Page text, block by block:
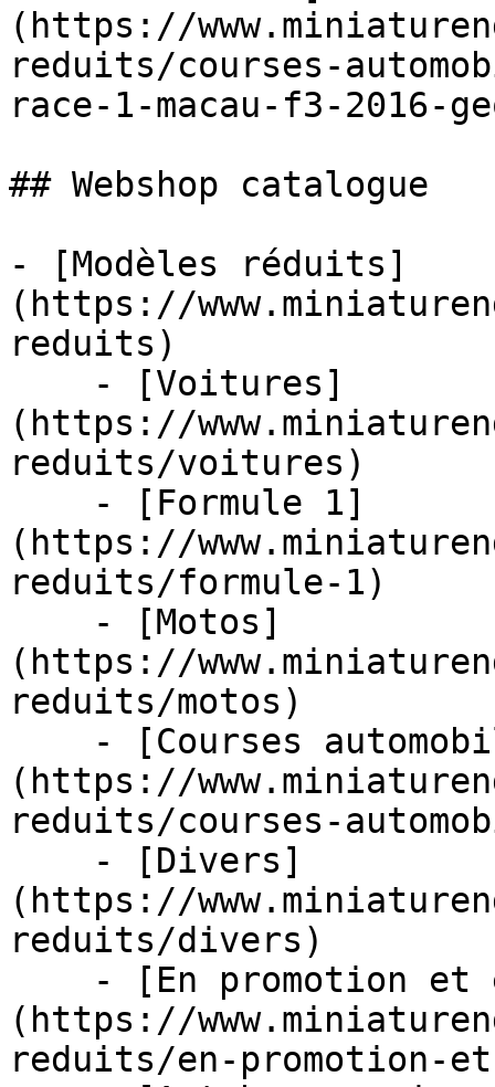
(https://
reduits/courses-
race-1-macau-f3-2016-
## Webshop catalogue
- [Modèles réduits]
(https://
reduits)
(https://
reduits/voitures)
(https://
reduits/formule-1)
(https://
reduits/motos)
(https://
reduits/courses-
(https://
reduits/divers)
(https://
reduits/en-promotion-